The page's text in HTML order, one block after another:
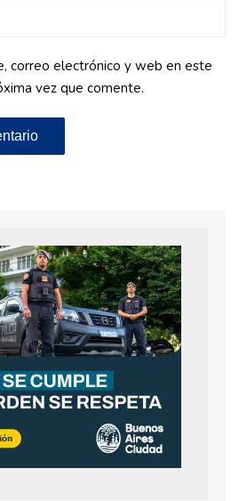
correo electrónico y web en este
vez que comente.